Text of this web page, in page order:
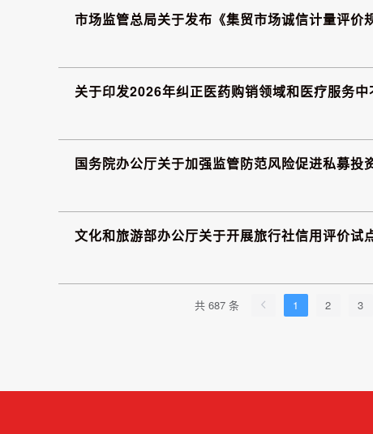
市场监管总局关于发布《集贸市场诚信计量评价
关于印发2026年纠正医药购销领域和医疗服务
国务院办公厅关于加强监管防范风险促进私募投
文化和旅游部办公厅关于开展旅行社信用评价试
共 687 条 1 2 3